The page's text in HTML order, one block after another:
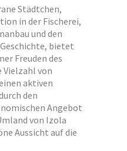
Städtchen,
in der Fischerei,
und den
bietet
Freuden des
Vielzahl von
aktiven
den
Angebot
von Izola
Aussicht auf die